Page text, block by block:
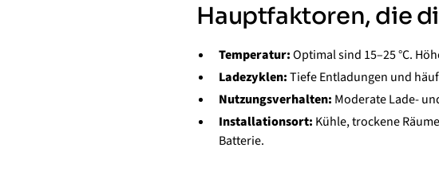
Hauptfaktoren, die
Temperatur:Optimal sind 15–25 °C.
Ladezyklen:Tiefe Entladungen und
Nutzungsverhalten: Moderate Lade-
Installationsort: Kühle, trockene
Batterie.